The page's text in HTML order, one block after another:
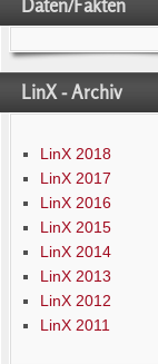
Daten/Fakten
LinX - Archiv
LinX 2018
LinX 2017
LinX 2016
LinX 2015
LinX 2014
LinX 2013
LinX 2012
LinX 2011